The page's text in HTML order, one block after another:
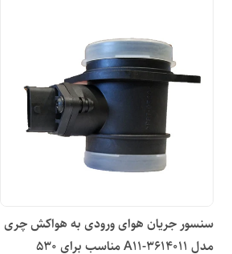
سنسور جریان هوای ورودی به هواکش چری
مدل A11-3614011 مناسب برای 530